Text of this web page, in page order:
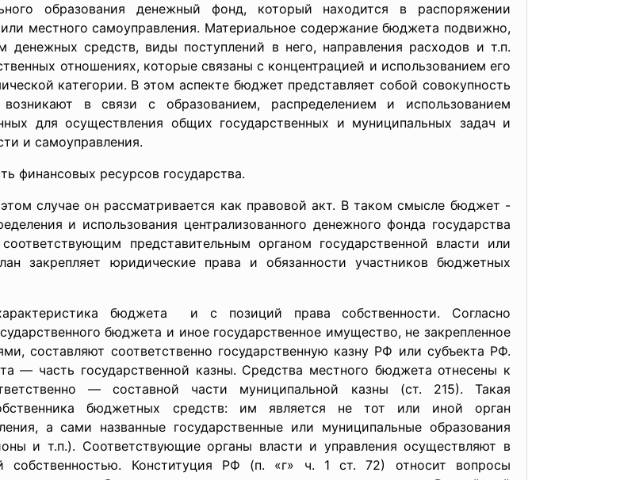
образования денежный фонд, который находится в распоряжении
местного самоуправления. Материальное содержание бюджета подвижно,
средств, виды поступлений в него, направления расходов и т.п.
отношениях, которые связаны с концентрацией и использованием его
категории. В этом аспекте бюджет представляет собой совокупность
в связи с образованием, распределением и использованием
для осуществления общих государственных и муниципальных задач и
и самоуправления.
финансовых ресурсов государства.
случае он рассматривается как правовой акт. В таком смысле бюджет -
и использования централизованного денежного фонда государства
представительным органом государственной власти или
закрепляет юридические права и обязанности участников бюджетных
бюджета и с позиций права собственности. Согласно
бюджета и иное государственное имущество, не закрепленное
составляют соответственно государственную казну РФ или субъекта РФ.
— часть государственной казны. Средства местного бюджета отнесены к
— составной части муниципальной казны (ст. 215). Такая
бюджетных средств: им является не тот или иной орган
а сами названные государственные или муниципальные образования
и т.п.). Соответствующие органы власти и управления осуществляют в
собственностью. Конституция РФ (п. «г» ч. 1 ст. 72) относит вопросы